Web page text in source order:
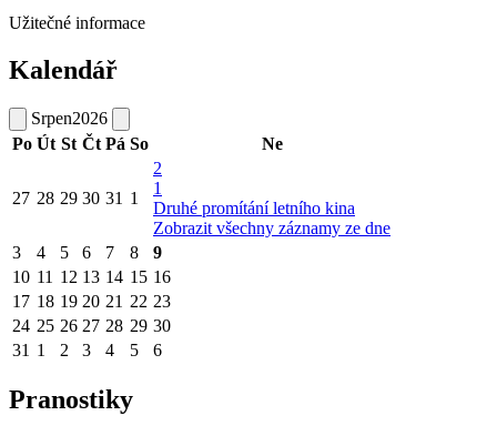
Užitečné informace
Kalendář
Srpen2026
Po Út St Čt Pá So Ne
27 28 29 30 31 1
2
1
Druhé promítání letního kina
Zobrazit všechny záznamy ze dne
3
4 5 6 7 8
9
10 11 12 13 14 15 16
17 18 19 20 21 22 23
24 25 26 27 28 29 30
31 1 2 3 4 5 6
Pranostiky